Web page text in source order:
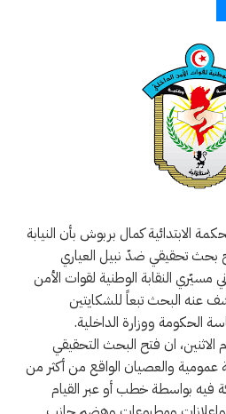
الابتدائية كمال بربوش بأن النيابة
بحث تحقيقي ضدّ نبيل العياري
النقابة الوطنية لقوات الأمن
عنه البحث تبعاً للشكايتين
الحكومة ووزارة الداخلية.
الاثنين، ان فتح البحث التحقيقي
والعصيان الواقع من أكثر من
فيه بواسطة خطب أو عبر القيام